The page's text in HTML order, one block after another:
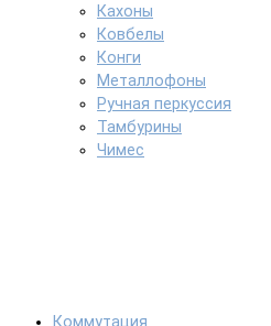
Кахоны
Ковбелы
Конги
Металлофоны
Ручная перкуссия
Тамбурины
Чимес
Коммутация